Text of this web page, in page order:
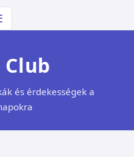
és érdekességek a